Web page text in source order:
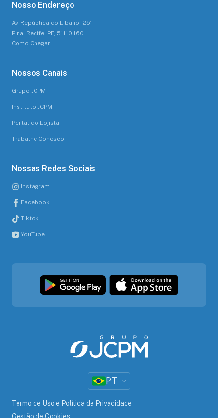
Nosso Endereço
Av. República do Líbano, 251
Pina, Recife - PE, 51110-160
Como Chegar
Nossos Canais
Grupo JCPM
Instituto JCPM
Portal do Lojista
Trabalhe Conosco
Nossas Redes Sociais
Instagram
Facebook
Tiktok
YouTube
PT
Termo de Uso e Política de Privacidade
Gestão de Cookies